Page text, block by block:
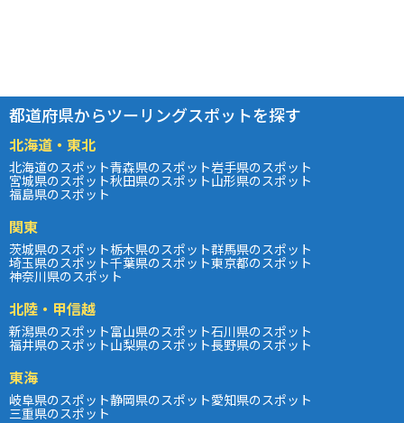
都道府県からツーリングスポットを探す
北海道・東北
北海道のスポット青森県のスポット岩手県のスポット
宮城県のスポット秋田県のスポット山形県のスポット
福島県のスポット
関東
茨城県のスポット栃木県のスポット群馬県のスポット
埼玉県のスポット千葉県のスポット東京都のスポット
神奈川県のスポット
北陸・甲信越
新潟県のスポット富山県のスポット石川県のスポット
福井県のスポット山梨県のスポット長野県のスポット
東海
岐阜県のスポット静岡県のスポット愛知県のスポット
三重県のスポット